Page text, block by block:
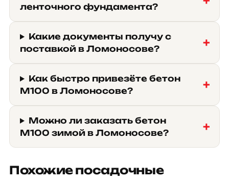
ленточного фундамента?
Какие документы получу с
поставкой в Ломоносове?
Как быстро привезёте бетон
М100 в Ломоносове?
Можно ли заказать бетон
М100 зимой в Ломоносове?
Похожие посадочные